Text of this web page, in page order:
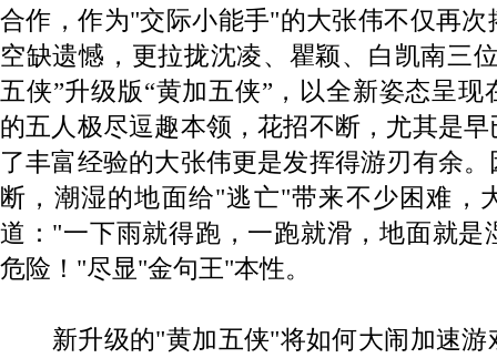
合作，作为"交际小能手"的大张伟不仅再
空缺遗憾，更拉拢沈凌、瞿颖、白凯南三
五侠”升级版“黄加五侠”，以全新姿态呈
的五人极尽逗趣本领，花招不断，尤其是
了丰富经验的大张伟更是发挥得游刃有余
断，潮湿的地面给"逃亡"带来不少困难，
道："一下雨就得跑，一跑就滑，地面就是
危险！"尽显"金句王"本性。
新升级的"黄加五侠"将如何大闹加速游